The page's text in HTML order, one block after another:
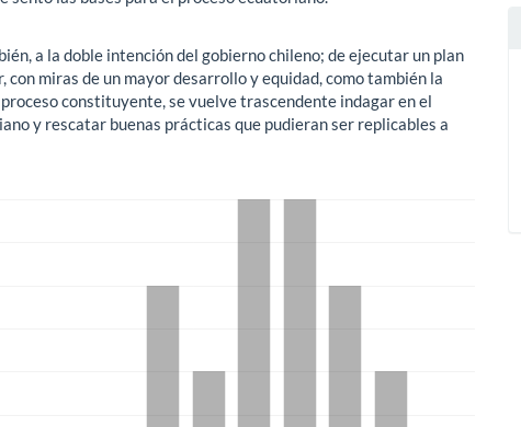
a la doble intención del gobierno chileno; de ejecutar un plan
con miras de un mayor desarrollo y equidad, como también la
constituyente, se vuelve trascendente indagar en el
y rescatar buenas prácticas que pudieran ser replicables a